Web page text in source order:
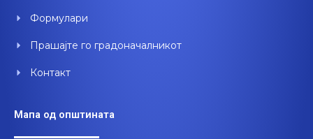
Формулари
Прашајте го градоначалникот
Контакт
Мапа од општината